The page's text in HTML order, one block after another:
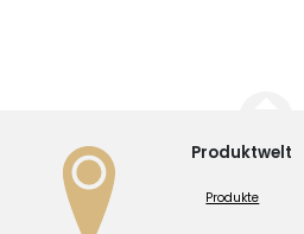
Produktwelt
Produkte